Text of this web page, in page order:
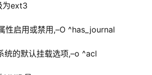
为ext3
性启用或禁用,–O ^has_journal
统的默认挂载选项,–o ^acl